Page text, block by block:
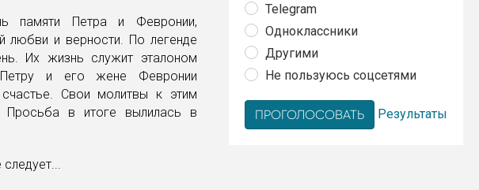
памяти Петра и Февронии,
любви и верности. По легенде
Их жизнь служит эталоном
и его жене Февронии
Свои молитвы к этим
в итоге вылилась в
Telegram
Одноклассники
Другими
Не пользуюсь соцсетями
Результаты